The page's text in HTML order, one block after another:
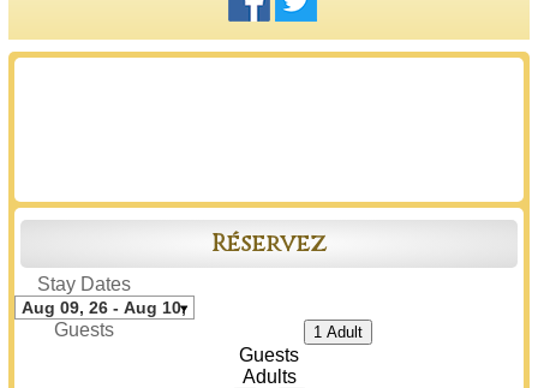
Réservez
Stay Dates
Guests 1 Adult
Guests
Adults